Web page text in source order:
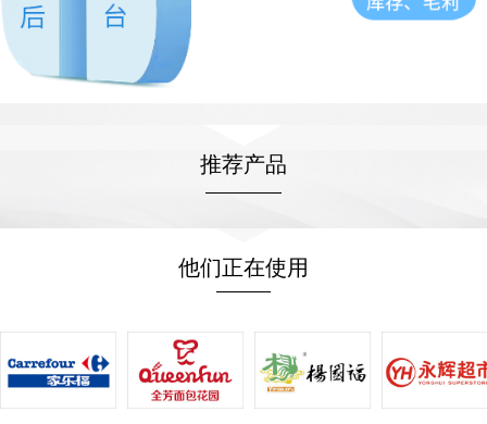
推荐产品
他们正在使用